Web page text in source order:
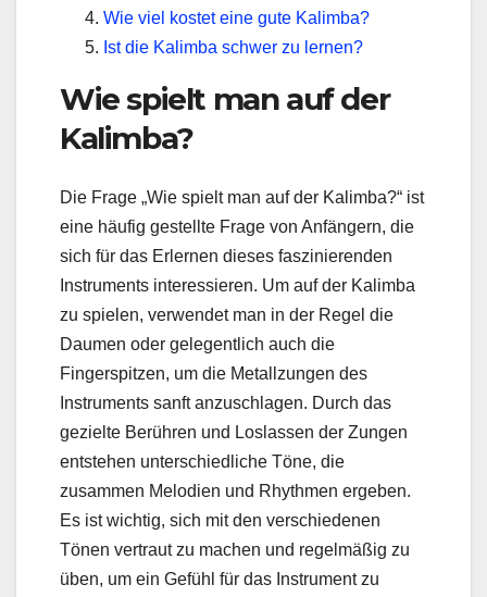
Wie viel kostet eine gute Kalimba?
Ist die Kalimba schwer zu lernen?
Wie spielt man auf der
Kalimba?
Die Frage „Wie spielt man auf der Kalimba?“ ist
eine häufig gestellte Frage von Anfängern, die
sich für das Erlernen dieses faszinierenden
Instruments interessieren. Um auf der Kalimba
zu spielen, verwendet man in der Regel die
Daumen oder gelegentlich auch die
Fingerspitzen, um die Metallzungen des
Instruments sanft anzuschlagen. Durch das
gezielte Berühren und Loslassen der Zungen
entstehen unterschiedliche Töne, die
zusammen Melodien und Rhythmen ergeben.
Es ist wichtig, sich mit den verschiedenen
Tönen vertraut zu machen und regelmäßig zu
üben, um ein Gefühl für das Instrument zu